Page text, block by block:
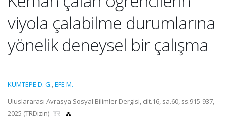
viyola çalabilme durumlarına
yönelik deneysel bir çalışma
KUMTEPE D. G.,EFE M.
Uluslararası Avrasya Sosyal Bilimler Dergisi, cilt.16, sa.60, ss.915-937,
2025 (TRDizin)